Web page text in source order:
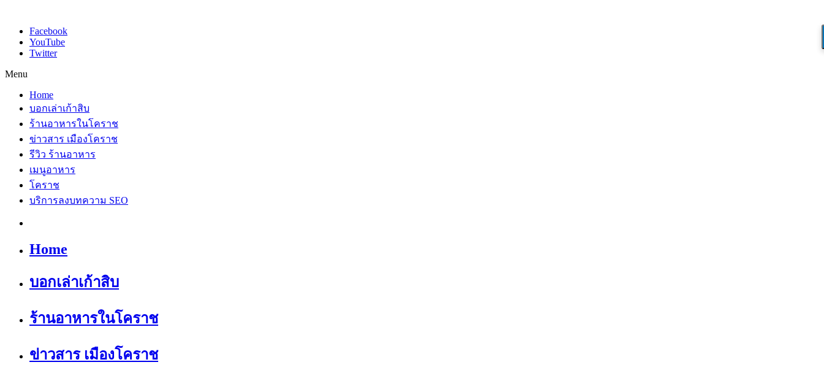
Facebook
YouTube
Twitter
Menu
Home
บอกเล่าเก้าสิบ
ร้านอาหารในโคราช
ข่าวสาร เมืองโคราช
รีวิว ร้านอาหาร
เมนูอาหาร
โคราช
บริการลงบทความ SEO
Home
บอกเล่าเก้าสิบ
ร้านอาหารในโคราช
ข่าวสาร เมืองโคราช